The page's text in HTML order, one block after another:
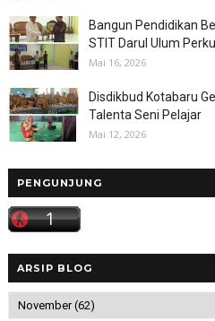
Bangun Pendidikan
STIT Darul Ulum
Mai 16, 2026
Disdikbud Kotabaru
Talenta Seni Pelajar
Mai 12, 2026
PENGUNJUNG
ARSIP BLOG